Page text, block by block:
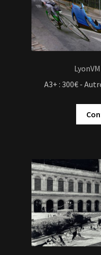
A3+ : 300€ -